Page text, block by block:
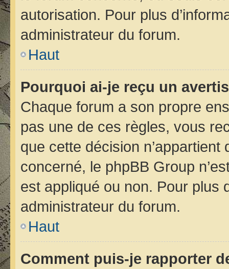
autorisation. Pour plus
administrateur du forum.
Haut
Pourquoi ai-je reçu un
Chaque forum a son propre
pas une de ces règles, vous
que cette décision n’appartient
concerné, le phpBB Group
est appliqué ou non. Pour plus
administrateur du forum.
Haut
Comment puis-je rapporter